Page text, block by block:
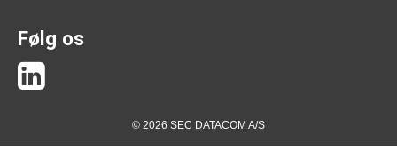
Følg os
© 2026 SEC DATACOM A/S